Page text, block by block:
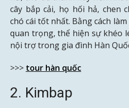
cây bắp cải, họ hối hả, chen
chó cái tốt nhất. Bằng cách
quan trọng, thể hiện sự khéo
nội trợ trong gia đình Hàn
>>> tour hàn quốc
2. Kimbap